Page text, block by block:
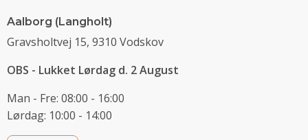
Aalborg (Langholt)
Gravsholtvej 15, 9310 Vodskov
OBS - Lukket Lørdag d. 2 August
Man - Fre: 08:00 - 16:00
Lørdag: 10:00 - 14:00